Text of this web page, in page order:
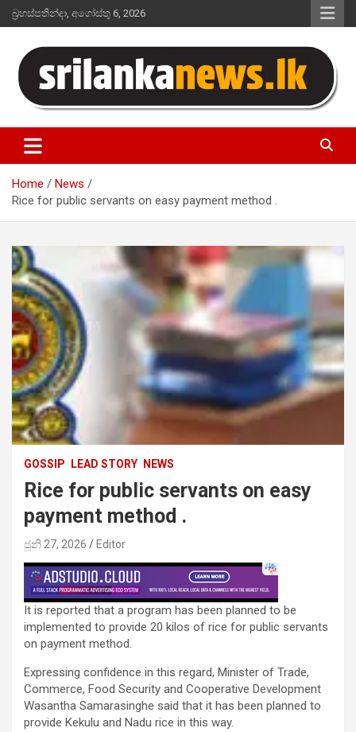
Skip
to
බ්‍රහස්පතින්දා, අගෝස්තු 6, 2026
Sri Lanka News
Home
News
Rice for public servants on easy payment method .
GOSSIP LEAD STORY NEWS
Rice for public servants on easy
payment method .
ජූනි 27, 2026 Editor
It is reported that a program has been planned to be
implemented to provide 20 kilos of rice for public servants
on payment method.
Expressing confidence in this regard, Minister of Trade,
Commerce, Food Security and Cooperative Development
Wasantha Samarasinghe said that it has been planned to
provide Kekulu and Nadu rice in this way.